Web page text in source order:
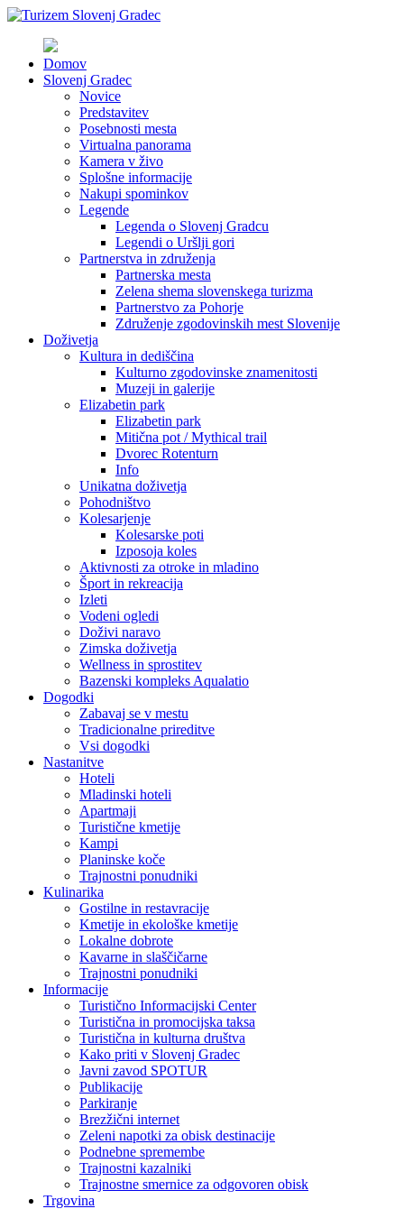
Domov
Slovenj Gradec
Novice
Predstavitev
Posebnosti mesta
Virtualna panorama
Kamera v živo
Splošne informacije
Nakupi spominkov
Legende
Legenda o Slovenj Gradcu
Legendi o Uršlji gori
Partnerstva in združenja
Partnerska mesta
Zelena shema slovenskega turizma
Partnerstvo za Pohorje
Združenje zgodovinskih mest Slovenije
Doživetja
Kultura in dediščina
Kulturno zgodovinske znamenitosti
Muzeji in galerije
Elizabetin park
Elizabetin park
Mitična pot / Mythical trail
Dvorec Rotenturn
Info
Unikatna doživetja
Pohodništvo
Kolesarjenje
Kolesarske poti
Izposoja koles
Aktivnosti za otroke in mladino
Šport in rekreacija
Izleti
Vodeni ogledi
Doživi naravo
Zimska doživetja
Wellness in sprostitev
Bazenski kompleks Aqualatio
Dogodki
Zabavaj se v mestu
Tradicionalne prireditve
Vsi dogodki
Nastanitve
Hoteli
Mladinski hoteli
Apartmaji
Turistične kmetije
Kampi
Planinske koče
Trajnostni ponudniki
Kulinarika
Gostilne in restavracije
Kmetije in ekološke kmetije
Lokalne dobrote
Kavarne in slaščičarne
Trajnostni ponudniki
Informacije
Turistično Informacijski Center
Turistična in promocijska taksa
Turistična in kulturna društva
Kako priti v Slovenj Gradec
Javni zavod SPOTUR
Publikacije
Parkiranje
Brezžični internet
Zeleni napotki za obisk destinacije
Podnebne spremembe
Trajnostni kazalniki
Trajnostne smernice za odgovoren obisk
Trgovina